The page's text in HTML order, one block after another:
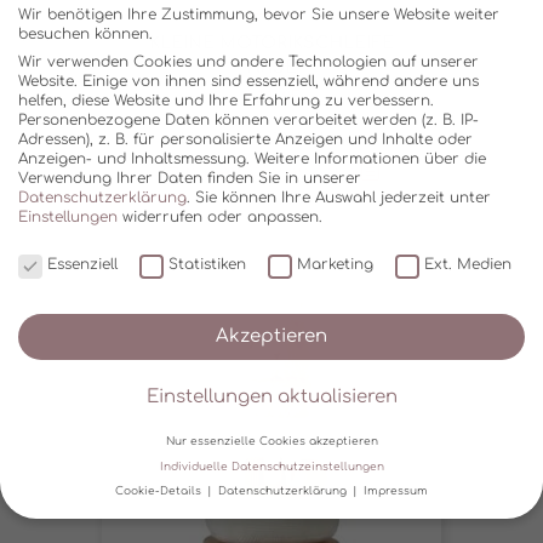
KLEINE MOTORIKSCHLEIFE
HASE
€11,95
Lieferzeit:5-12 Werktage
In den Warenkorb
Wir benötigen Ihre Zustimmung, bevor Sie unsere Website weiter
besuchen können.
Wir verwenden Cookies und andere Technologien auf unserer
Website. Einige von ihnen sind essenziell, während andere uns
helfen, diese Website und Ihre Erfahrung zu verbessern.
Personenbezogene Daten können verarbeitet werden (z. B. IP-
Adressen), z. B. für personalisierte Anzeigen und Inhalte oder
Anzeigen- und Inhaltsmessung. Weitere Informationen über die
Verwendung Ihrer Daten finden Sie in unserer
Datenschutzerklärung. Sie können Ihre Auswahl jederzeit unter
Einstellungen widerrufen oder anpassen.
Essenziell Statistiken Marketing Ext. Medien
Akzeptieren
Einstellungen aktualisieren
Nur essenzielle Cookies akzeptieren
Individuelle Datenschutzeinstellungen
Cookie-Details Datenschutzerklärung Impressum
Datenschutzeinstellungen